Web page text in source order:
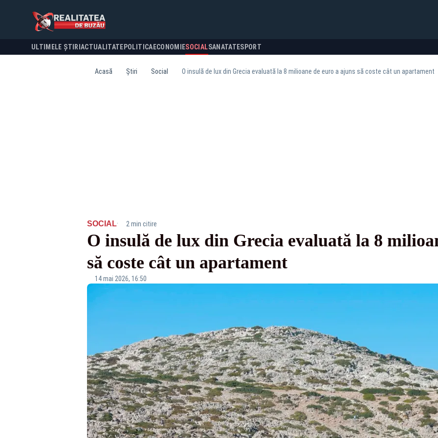
ULTIMELE ȘTIRI ACTUALITATE POLITICA ECONOMIESOCIALSANATATESPORT
Acasă Știri Social O insulă de lux din Grecia evaluată la 8 milioane de euro a ajuns să coste cât un apartament
SOCIAL· 2 min citire
O insulă de lux din Grecia evaluată la 8
să coste cât un apartament
14 mai 2026, 16:50